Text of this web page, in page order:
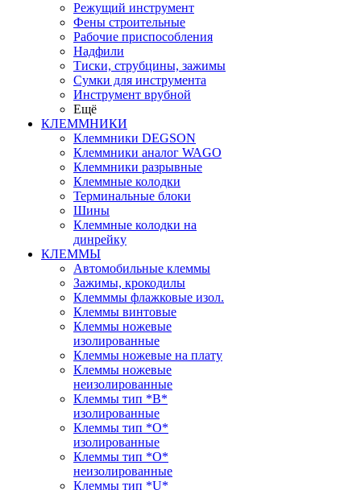
Режущий инструмент
Фены строительные
Рабочие приспособления
Надфили
Тиски, струбцины, зажимы
Сумки для инструмента
Инструмент врубной
Ещё
КЛЕММНИКИ
Клеммники DEGSON
Клеммники аналог WAGO
Клеммники разрывные
Клеммные колодки
Терминальные блоки
Шины
Клеммные колодки на
динрейку
КЛЕММЫ
Автомобильные клеммы
Зажимы, крокодилы
Клемммы флажковые изол.
Клеммы винтовые
Клеммы ножевые
изолированные
Клеммы ножевые на плату
Клеммы ножевые
неизолированные
Клеммы тип *B*
изолированные
Клеммы тип *O*
изолированные
Клеммы тип *O*
неизолированные
Клеммы тип *U*